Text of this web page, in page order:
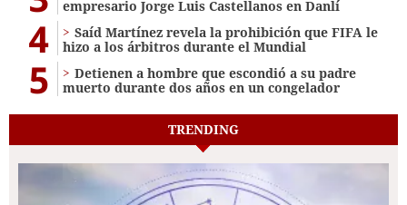
empresario Jorge Luis Castellanos en Danlí
4
Saíd Martínez revela la prohibición que FIFA le
hizo a los árbitros durante el Mundial
5
Detienen a hombre que escondió a su padre
muerto durante dos años en un congelador
TRENDING